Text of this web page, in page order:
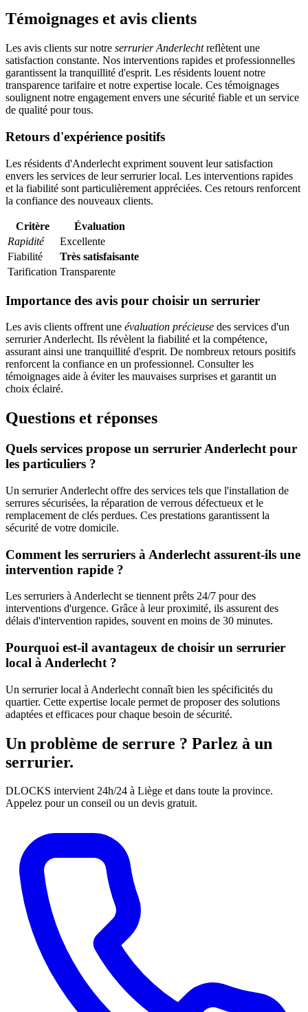
Témoignages et avis clients
Les avis clients sur notre serrurier Anderlechtreflètent une
satisfaction constante. Nos interventions rapides et professionnelles
garantissent la tranquillité d'esprit. Les résidents louent notre
transparence tarifaire et notre expertise locale. Ces témoignages
soulignent notre engagement envers une sécurité fiable et un service
de qualité pour tous.
Retours d'expérience positifs
Les résidents d'Anderlecht expriment souvent leur satisfaction
envers les services de leur serrurier local. Les interventions rapides
et la fiabilité sont particulièrement appréciées. Ces retours renforcent
la confiance des nouveaux clients.
Critère
Évaluation
Rapidité
Excellente
Fiabilité
Très satisfaisante
Tarification Transparente
Importance des avis pour choisir un serrurier
Les avis clients offrent une évaluation précieuse des services d'un
serrurier Anderlecht. Ils révèlent la fiabilité et la compétence,
assurant ainsi une tranquillité d'esprit. De nombreux retours positifs
renforcent la confiance en un professionnel. Consulter les
témoignages aide à éviter les mauvaises surprises et garantit un
choix éclairé.
Questions et réponses
Quels services propose un serrurier Anderlecht pour
les particuliers ?
Un serrurier Anderlecht offre des services tels que l'installation de
serrures sécurisées, la réparation de verrous défectueux et le
remplacement de clés perdues. Ces prestations garantissent la
sécurité de votre domicile.
Comment les serruriers à Anderlecht assurent-ils une
intervention rapide ?
Les serruriers à Anderlecht se tiennent prêts 24/7 pour des
interventions d'urgence. Grâce à leur proximité, ils assurent des
délais d'intervention rapides, souvent en moins de 30 minutes.
Pourquoi est-il avantageux de choisir un serrurier
local à Anderlecht ?
Un serrurier local à Anderlecht connaît bien les spécificités du
quartier. Cette expertise locale permet de proposer des solutions
adaptées et efficaces pour chaque besoin de sécurité.
Un problème de serrure ? Parlez à un
serrurier.
DLOCKS intervient 24h/24 à Liège et dans toute la province.
Appelez pour un conseil ou un devis gratuit.